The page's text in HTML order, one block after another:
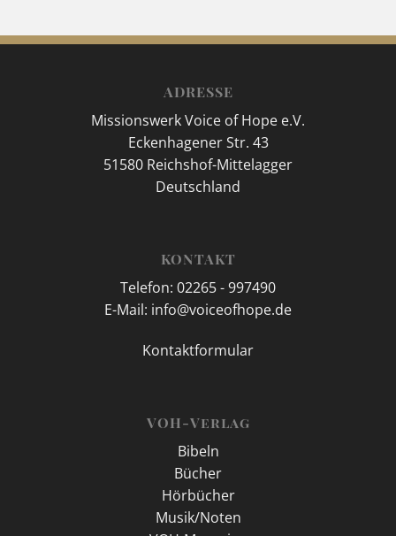
ADRESSE
Missionswerk Voice of Hope e.V.
Eckenhagener Str. 43
51580 Reichshof-Mittelagger
Deutschland
KONTAKT
Telefon: 02265 - 997490
E-Mail: info@voiceofhope.de
Kontaktformular
VOH-Verlag
Bibeln
Bücher
Hörbücher
Musik/Noten